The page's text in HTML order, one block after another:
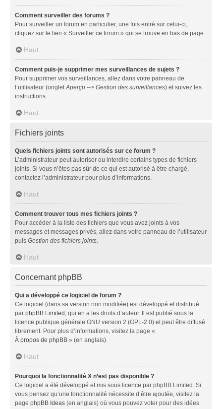
Comment surveiller des forums ?
Pour surveiller un forum en particulier, une fois entré sur celui-ci,
cliquez sur le lien « Surveiller ce forum » qui se trouve en bas de page.
Haut
Comment puis-je supprimer mes surveillances de sujets ?
Pour supprimer vos surveillances, allez dans votre panneau de
l’utilisateur (onglet Aperçu --> Gestion des surveillances) et suivez les
instructions.
Haut
Fichiers joints
Quels fichiers joints sont autorisés sur ce forum ?
L’administrateur peut autoriser ou interdire certains types de fichiers
joints. Si vous n’êtes pas sûr de ce qui est autorisé à être chargé,
contactez l’administrateur pour plus d’informations.
Haut
Comment trouver tous mes fichiers joints ?
Pour accéder à la liste des fichiers que vous avez joints à vos
messages et messages privés, allez dans votre panneau de l’utilisateur
puis Gestion des fichiers joints
Haut
Concernant phpBB
Qui a développé ce logiciel de forum ?
Ce logiciel (dans sa version non modifiée) est développé et distribué
par phpBB Limited , qui en a les droits d’auteur. Il est publié sous la
licence publique générale GNU version 2 (GPL-2.0) et peut être diffusé
librement. Pour plus d’informations, visitez la page «
À propos de phpBB » (en anglais).
Haut
Pourquoi la fonctionnalité X n’est pas disponible ?
Ce logiciel a été développé et mis sous licence par phpBB Limited. Si
vous pensez qu’une fonctionnalité nécessite d’être ajoutée, visitez la
page phpBB Ideas (en anglais) où vous pouvez voter pour des idées